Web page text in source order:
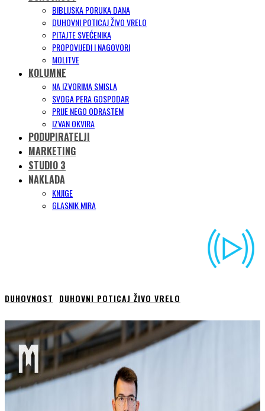
BIBLIJSKA PORUKA DANA
DUHOVNI POTICAJ ŽIVO VRELO
PITAJTE SVEĆENIKA
PROPOVIJEDI I NAGOVORI
MOLITVE
KOLUMNE
NA IZVORIMA SMISLA
SVOGA PERA GOSPODAR
PRIJE NEGO ODRASTEM
IZVAN OKVIRA
PODUPIRATELJI
MARKETING
STUDIO 3
NAKLADA
KNJIGE
GLASNIK MIRA
DUHOVNOST DUHOVNI POTICAJ ŽIVO VRELO